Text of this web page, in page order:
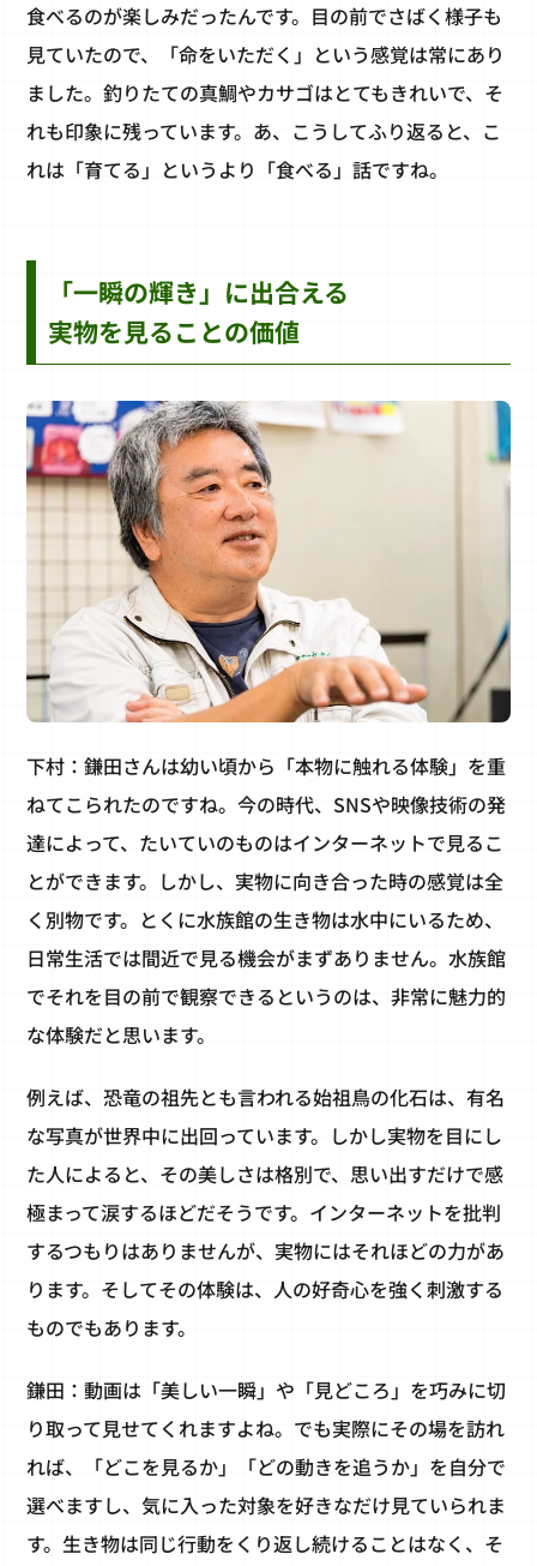
食べるのが楽しみだったんです。目の前でさばく様子も
見ていたので、「命をいただく」という感覚は常にあり
ました。釣りたての真鯛やカサゴはとてもきれいで、そ
れも印象に残っています。あ、こうしてふり返ると、こ
れは「育てる」というより「食べる」話ですね。
「一瞬の輝き」に出合える
実物を見ることの価値
下村：鎌田さんは幼い頃から「本物に触れる体験」を重
ねてこられたのですね。今の時代、SNSや映像技術の発
達によって、たいていのものはインターネットで見るこ
とができます。しかし、実物に向き合った時の感覚は全
く別物です。とくに水族館の生き物は水中にいるため、
日常生活では間近で見る機会がまずありません。水族館
でそれを目の前で観察できるというのは、非常に魅力的
な体験だと思います。
例えば、恐竜の祖先とも言われる始祖鳥の化石は、有名
な写真が世界中に出回っています。しかし実物を目にし
た人によると、その美しさは格別で、思い出すだけで感
極まって涙するほどだそうです。インターネットを批判
するつもりはありませんが、実物にはそれほどの力があ
ります。そしてその体験は、人の好奇心を強く刺激する
ものでもあります。
鎌田：動画は「美しい一瞬」や「見どころ」を巧みに切
り取って見せてくれますよね。でも実際にその場を訪れ
れば、「どこを見るか」「どの動きを追うか」を自分で
選べますし、気に入った対象を好きなだけ見ていられま
す。生き物は同じ行動をくり返し続けることはなく、そ